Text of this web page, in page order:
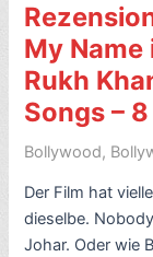
My Name
Rukh
Songs –
Bollywood,
Der Film hat
dieselbe.
Johar. Oder wie